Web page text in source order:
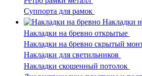
Суппорта для рамок
Накладки
Накладки на бревно открытые
Накладки на бревно скрытый
Накладки для светильников
Накладки скошенный потолок